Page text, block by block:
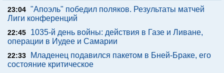
23:04 "Апоэль" победил поляков. Результаты матчей
Лиги конференций
22:45
1035-й день войны: действия в Газе и Ливане,
операции в Иудее и Самарии
22:33
Младенец подавился пакетом в Бней-Браке, его
состояние критическое